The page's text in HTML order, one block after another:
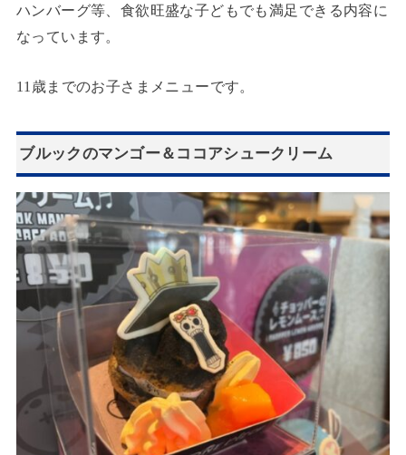
ハンバーグ等、食欲旺盛な子どもでも満足できる内容に
なっています。
11歳までのお子さまメニューです。
ブルックのマンゴー＆ココアシュークリーム